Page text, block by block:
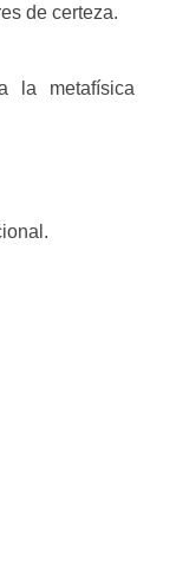
de certeza.
la metafísica